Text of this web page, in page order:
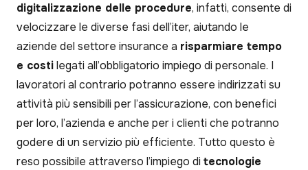
digitalizzazione delle procedure, infatti, consente di
velocizzare le diverse fasi dell’iter, aiutando le
aziende del settore insurance a risparmiare tempo
e costilegati all’obbligatorio impiego di personale. I
lavoratori al contrario potranno essere indirizzati su
attività più sensibili per l’assicurazione, con benefici
per loro, l’azienda e anche per i clienti che potranno
godere di un servizio più efficiente. Tutto questo è
reso possibile attraverso l’impiego di tecnologie